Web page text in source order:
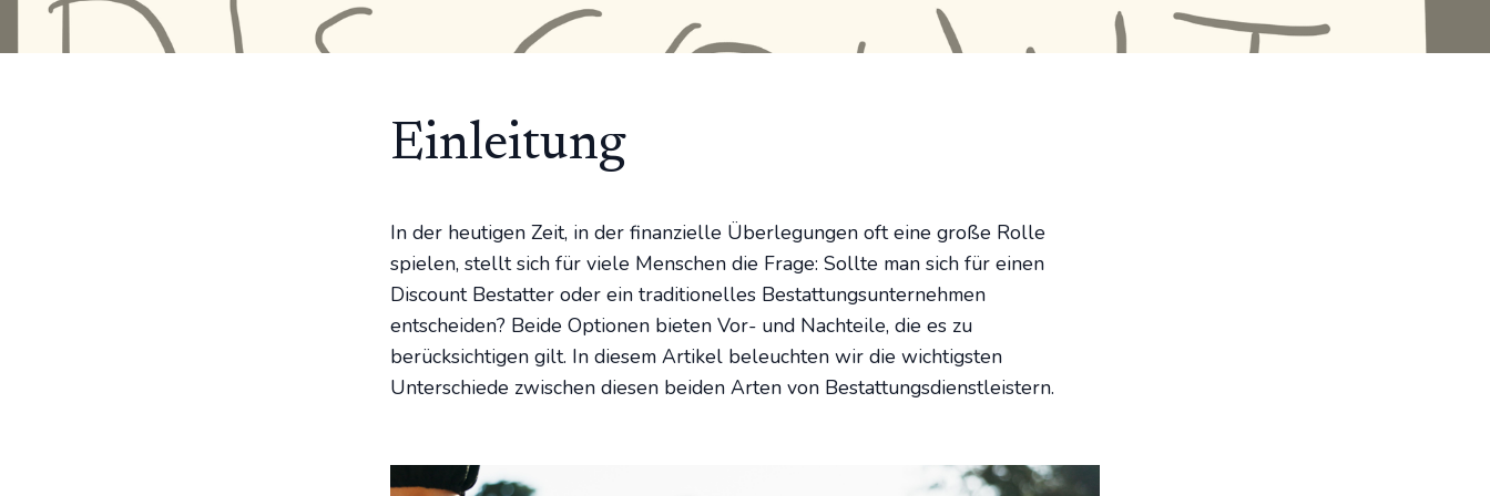
Einleitung
In der heutigen Zeit, in der finanzielle Überlegungen oft eine große Rolle
spielen, stellt sich für viele Menschen die Frage: Sollte man sich für einen
Discount Bestatter oder ein traditionelles Bestattungsunternehmen
entscheiden? Beide Optionen bieten Vor- und Nachteile, die es zu
berücksichtigen gilt. In diesem Artikel beleuchten wir die wichtigsten
Unterschiede zwischen diesen beiden Arten von Bestattungsdienstleistern.